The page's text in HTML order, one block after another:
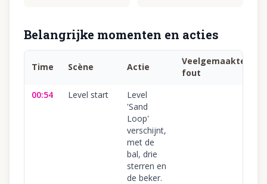
Belangrijke momenten en acties
Time Scène Actie
Veelgemaakte
fout
00:54 Level start
Level
'Sand
Loop'
verschijnt,
met de
bal, drie
sterren en
de beker.